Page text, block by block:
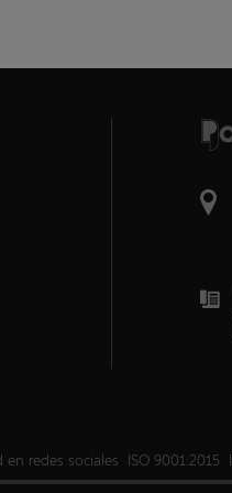
redes sociales ISO 9001:2015